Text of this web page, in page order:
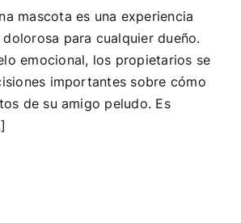
mascota es una experiencia
para cualquier dueño.
emocional, los propietarios se
importantes sobre cómo
de su amigo peludo. Es